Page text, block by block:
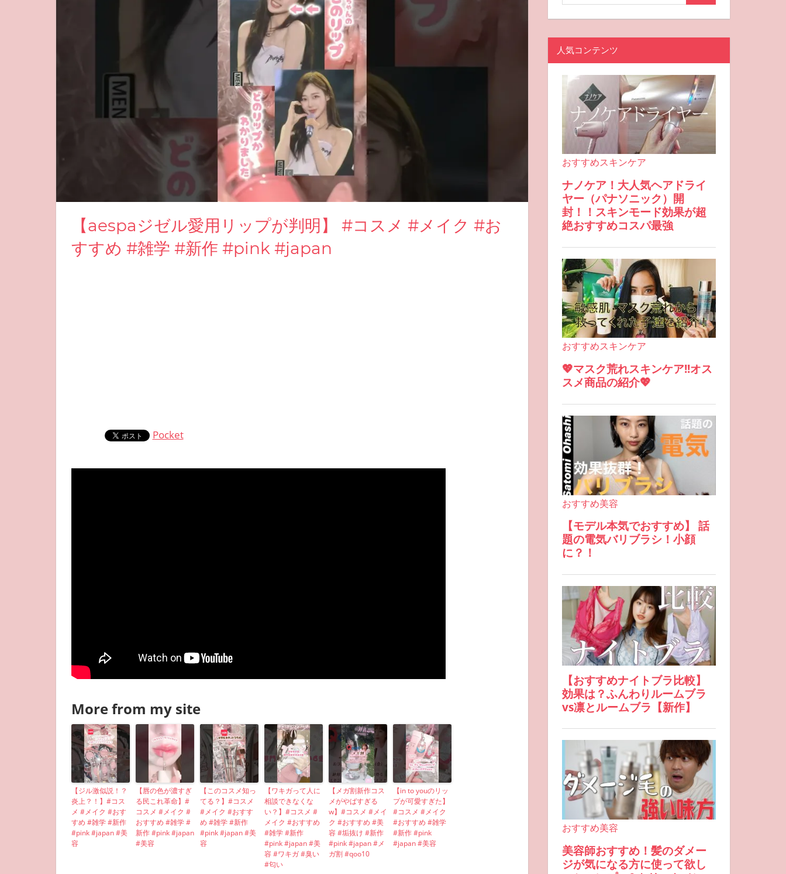
【aespaジゼル愛用リップが判明】 #コスメ #メイク #お
すすめ #雑学 #新作 #pink #japan
Pocket
More from my site
【ジル激似説！？
炎上？！】#コス
メ #メイク #おす
すめ #雑学 #新作
#pink #japan #美
容
【唇の色が濃すぎ
る民これ革命】#
コスメ #メイク #
おすすめ #雑学 #
新作 #pink #japan
#美容
【このコスメ知っ
てる？】#コスメ
#メイク #おすす
め #雑学 #新作
#pink #japan #美
容
【ワキガって人に
相談できなくな
い？】#コスメ #
メイク #おすすめ
#雑学 #新作
#pink #japan #美
容 #ワキガ #臭い
#匂い
【メガ割新作コス
メがやばすぎる
w】#コスメ #メイ
ク #おすすめ #美
容 #垢抜け #新作
#pink #japan #メ
ガ割 #qoo10
【in to youのリッ
プが可愛すぎた】
#コスメ #メイク
#おすすめ #雑学
#新作 #pink
#japan #美容
人気コンテンツ